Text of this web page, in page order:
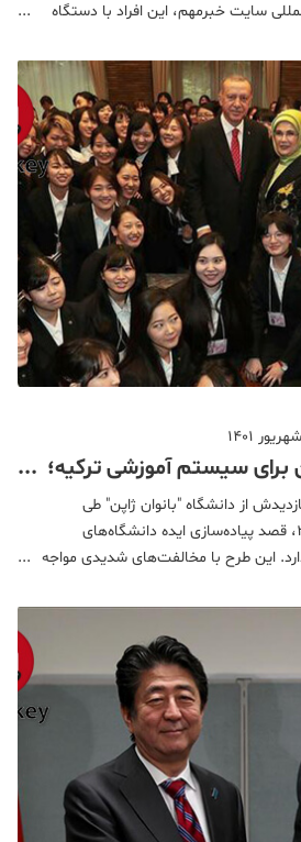
سایت خبرمهم، این افراد با دستگاه
می گیرند در این روش اک
برای سیستم آموزشی ترکیه؛
از دانشگاه "بانوان ژاپن" طی
اجلاس نشست سران گروه ۲۰، قصد پیاده‌سازی ایده دانشگاه‌های
این طرح با مخالفت‌های شدیدی مواجه
طی سفرش به ژاپن و شرکت در اجلا